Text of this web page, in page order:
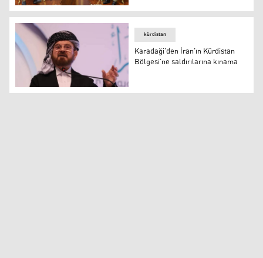
Dünya Müslüman Alimler Birliği Genel Sekreteri
Karadaği’den İran’ın Kürdistan Bölgesi’ne saldırılarına
kürdistan
Karadaği’den İran’ın Kürdistan
Bölgesi’ne saldırılarına kınama